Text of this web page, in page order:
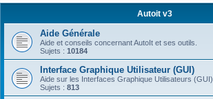
Autoit v3
Aide Générale
Aide et conseils concernant AutoIt et ses outils.
Sujets : 10184
Interface Graphique Utilisateur (GUI)
Aide sur les Interfaces Graphique Utilisateurs (GUI).
Sujets : 813